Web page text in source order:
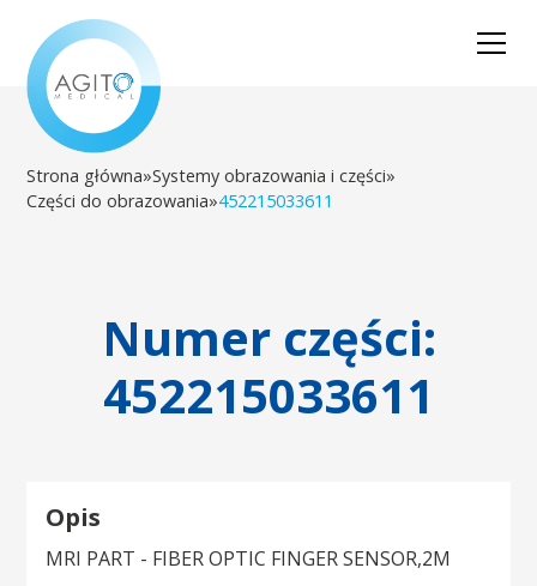
Strona główna»Systemy obrazowania i części»
Części do obrazowania»452215033611
Numer części:
452215033611
Opis
MRI PART - FIBER OPTIC FINGER SENSOR,2M